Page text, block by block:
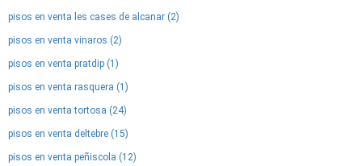
pisos en venta les cases de alcanar (2)
pisos en venta vinaros (2)
pisos en venta pratdip (1)
pisos en venta rasquera (1)
pisos en venta tortosa (24)
pisos en venta deltebre (15)
pisos en venta peñiscola (12)